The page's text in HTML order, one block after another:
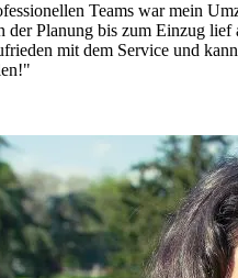
Teams war mein
der Planung bis zum Einzug lief
mit dem Service und